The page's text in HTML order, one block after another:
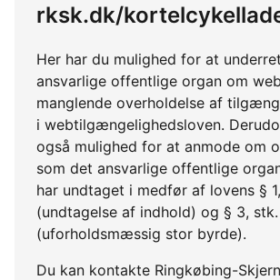
rksk.dk/
Her har du mulighed for at
ansvarlige offentlige organ om
manglende overholdelse af
i webtilgængelighedsloven.
også mulighed for at anmode om
som det ansvarlige offentlige
har undtaget i medfør af lovens §
(undtagelse af indhold) og § 3,
(uforholdsmæssig stor byrde).
Du kan kontakte Ringkøbing-